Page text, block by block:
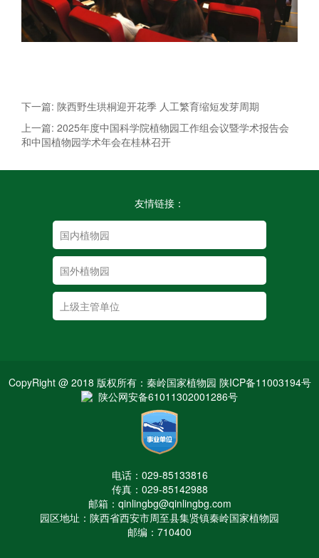
下一篇: 陕西野生珙桐迎开花季 人工繁育缩短发芽周期
上一篇: 2025年度中国科学院植物园工作组会议暨学术报告会
和中国植物园学术年会在桂林召开
友情链接：
CopyRight @ 2018 版权所有：秦岭国家植物园 陕ICP备11003194号
陕公网安备61011302001286号
电话：029-85133816
传真：029-85142988
邮箱：qinlingbg@qinlingbg.com
园区地址：陕西省西安市周至县集贤镇秦岭国家植物园
邮编：710400